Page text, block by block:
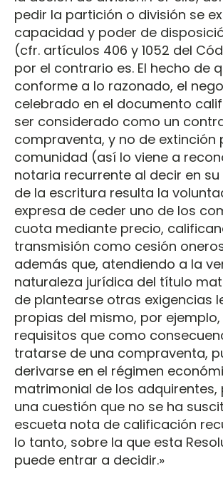
pedir la partición o división se
capacidad y poder de
(cfr. artículos 406 y 1052 del
por el contrario es. El hecho de
conforme a lo razonado, el
celebrado en el documento
ser considerado como un
compraventa, y no de extinción
comunidad (así lo viene a
notaria recurrente al decir en
de la escritura resulta la
expresa de ceder uno de los
cuota mediante precio,
transmisión como cesión
además que, atendiendo a la
naturaleza jurídica del título
de plantearse otras exigencias
propias del mismo, por ejemplo,
requisitos que como
tratarse de una compraventa,
derivarse en el régimen
matrimonial de los adquirentes,
una cuestión que no se ha
escueta nota de calificación
lo tanto, sobre la que esta
puede entrar a decidir.»